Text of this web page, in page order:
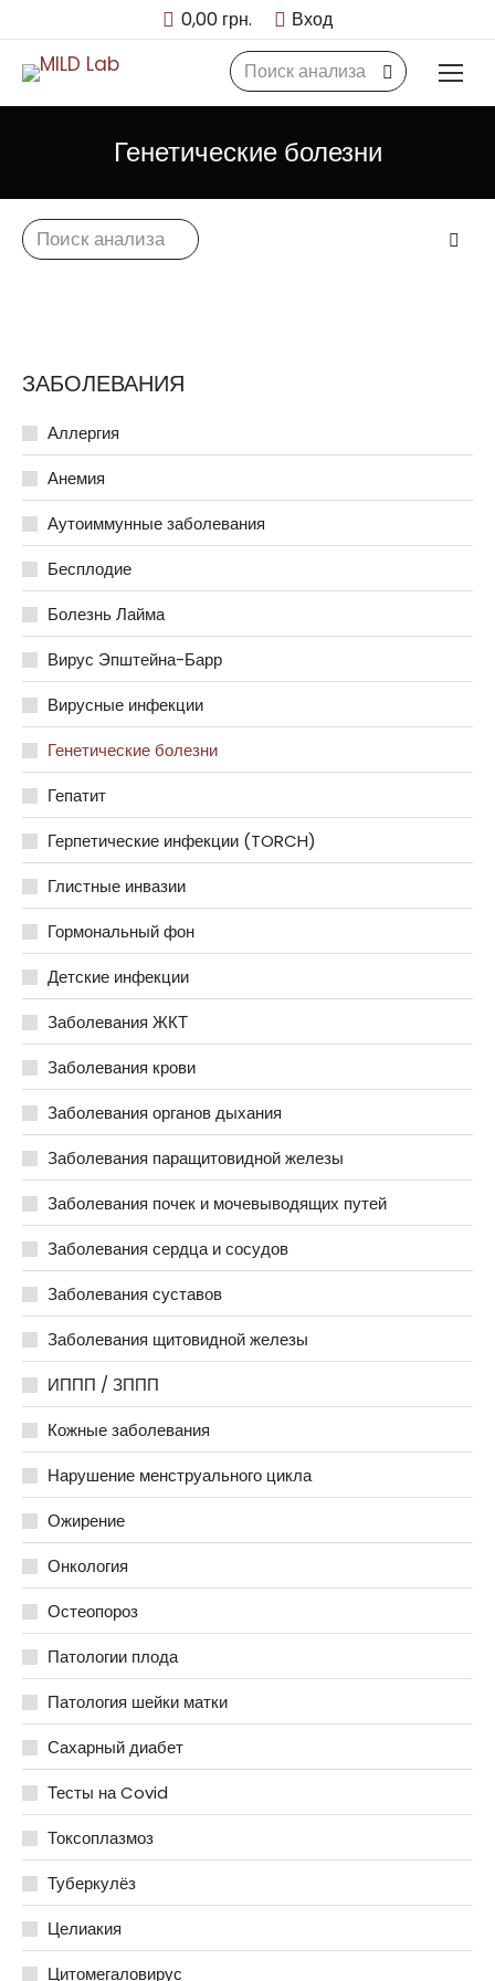
0,00 грн. Вход
Search:
Генетические болезни
Search:
ЗАБОЛЕВАНИЯ
Аллергия
Анемия
Аутоиммунные заболевания
Бесплодие
Болезнь Лайма
Вирус Эпштейна-Барр
Вирусные инфекции
Генетические болезни
Гепатит
Герпетические инфекции (TORCH)
Глистные инвазии
Гормональный фон
Детские инфекции
Заболевания ЖКТ
Заболевания крови
Заболевания органов дыхания
Заболевания паращитовидной железы
Заболевания почек и мочевыводящих путей
Заболевания сердца и сосудов
Заболевания суставов
Заболевания щитовидной железы
ИППП / ЗППП
Кожные заболевания
Нарушение менструального цикла
Ожирение
Онкология
Остеопороз
Патологии плода
Патология шейки матки
Сахарный диабет
Тесты на Covid
Токсоплазмоз
Туберкулёз
Целиакия
Цитомегаловирус